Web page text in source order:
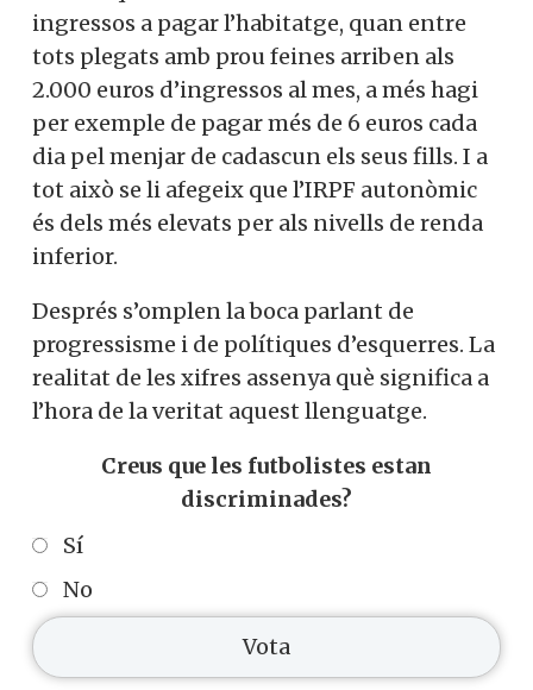
ingressos a pagar l’habitatge, quan entre
tots plegats amb prou feines arriben als
2.000 euros d’ingressos al mes, a més hagi
per exemple de pagar més de 6 euros cada
dia pel menjar de cadascun els seus fills. I a
tot això se li afegeix que l’IRPF autonòmic
és dels més elevats per als nivells de renda
inferior.
Després s’omplen la boca parlant de
progressisme i de polítiques d’esquerres. La
realitat de les xifres assenya què significa a
l’hora de la veritat aquest llenguatge.
Creus que les futbolistes estan
discriminades?
Sí
No